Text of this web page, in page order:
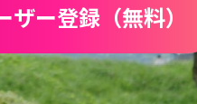
ザー登録（無料）